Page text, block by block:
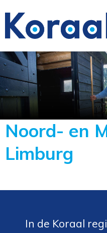
Noord- en
Limburg
In de Koraal